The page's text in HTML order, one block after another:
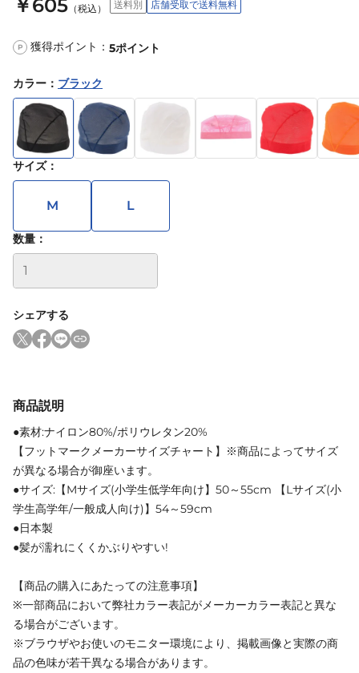
￥605 （税込） 送料別 店舗受取で送料無料
P 獲得ポイント： 5ポイント
カラー ： ブラック
サイズ：
M L
数量：
シェアする
商品説明
●素材:ナイロン80%/ポリウレタン20%
【フットマークメーカーサイズチャート】※商品によってサイズ
が異なる場合が御座います。
●サイズ:【Mサイズ(小学生低学年向け】50～55cm 【Lサイズ(小
学生高学年/一般成人向け)】54～59cm
●日本製
●髪が濡れにくくかぶりやすい!
【商品の購入にあたっての注意事項】
※一部商品において弊社カラー表記がメーカーカラー表記と異な
る場合がございます。
※ブラウザやお使いのモニター環境により、掲載画像と実際の商
品の色味が若干異なる場合があります。